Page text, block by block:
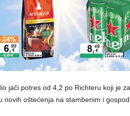
jači potres od 4,2 po Richteru koji je
oštećenja na stambenim i